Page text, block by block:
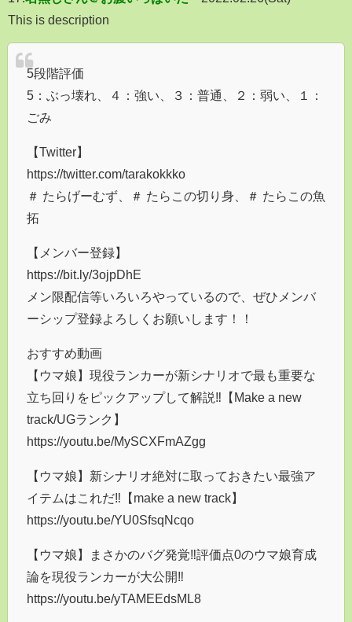
This is description
5段階評価
5：ぶっ壊れ、４：強い、３：普通、２：弱い、１：
ごみ
【Twitter】
https://twitter.com/tarakokkko
＃ たらげーむず、＃ たらこの切り身、＃ たらこの魚
拓
【メンバー登録】
https://bit.ly/3ojpDhE
メン限配信等いろいろやっているので、ぜひメンバ
ーシップ登録よろしくお願いします！！
おすすめ動画
【ウマ娘】現役ランカーが新シナリオで最も重要な
立ち回りをピックアップして解説‼【Make a new
track/UGランク】
https://youtu.be/MySCXFmAZgg
【ウマ娘】新シナリオ絶対に取っておきたい最強ア
イテムはこれだ‼【make a new track】
https://youtu.be/YU0SfsqNcqo
【ウマ娘】まさかのバグ発覚‼評価点0のウマ娘育成
論を現役ランカーが大公開‼
https://youtu.be/yTAMEEdsML8